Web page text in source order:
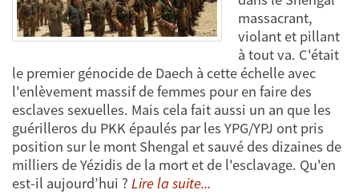
massacrant,
violant et pillant
à tout va. C'était
le premier génocide de Daech à cette échelle avec
l'enlèvement massif de femmes pour en faire des
esclaves sexuelles. Mais cela fait aussi un an que les
guérilleros du PKK épaulés par les YPG/YPJ ont pris
position sur le mont Shengal et sauvé des dizaines de
milliers de Yézidis de la mort et de l'esclavage. Qu'en
est-il aujourd’hui ? Lire la suite...